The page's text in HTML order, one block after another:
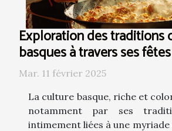
Exploration des traditions
basques à travers ses
Mar. 11 février 2025
La culture basque, riche et
notamment par ses
intimement liées à une myriade